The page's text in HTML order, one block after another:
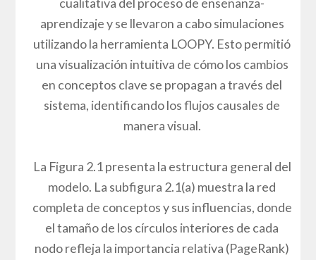
aprendizaje y se llevaron a cabo simulaciones
utilizando la herramienta LOOPY. Esto permitió
una visualización intuitiva de cómo los cambios
en conceptos clave se propagan a través del
sistema, identificando los flujos causales de
manera visual.
La Figura 2.1 presenta la estructura general del
modelo. La subfigura 2.1(a) muestra la red
completa de conceptos y sus influencias, donde
el tamaño de los círculos interiores de cada
nodo refleja la importancia relativa (PageRank)